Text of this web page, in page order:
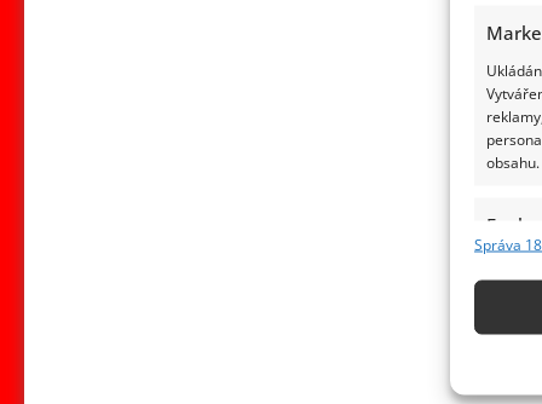
obsahu.
Funkce
Správa